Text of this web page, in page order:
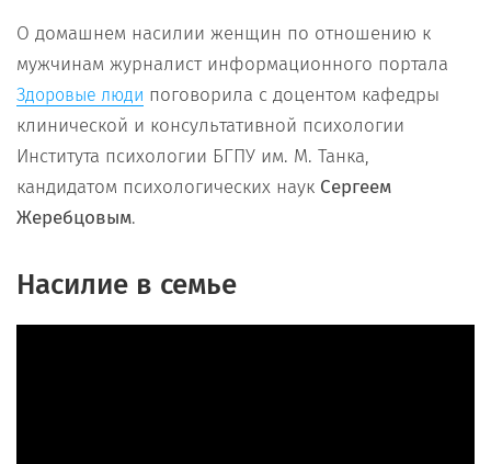
О домашнем насилии женщин по отношению к
мужчинам журналист информационного портала
Здоровые люди поговорила с доцентом кафедры
клинической и консультативной психологии
Института психологии БГПУ им. М. Танка,
кандидатом психологических наук Сергеем
Жеребцовым.
Насилие в семье